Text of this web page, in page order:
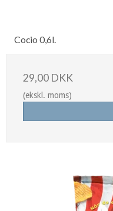
Cocio 0,6l.
29,00 DKK
(ekskl. moms)